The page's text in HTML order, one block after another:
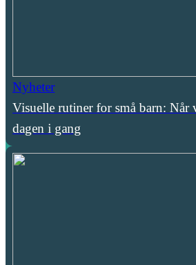
Nyheter
Visuelle rutiner for små barn: Når
dagen i gang